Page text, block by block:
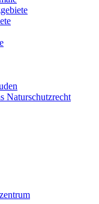
Naturschutzrecht